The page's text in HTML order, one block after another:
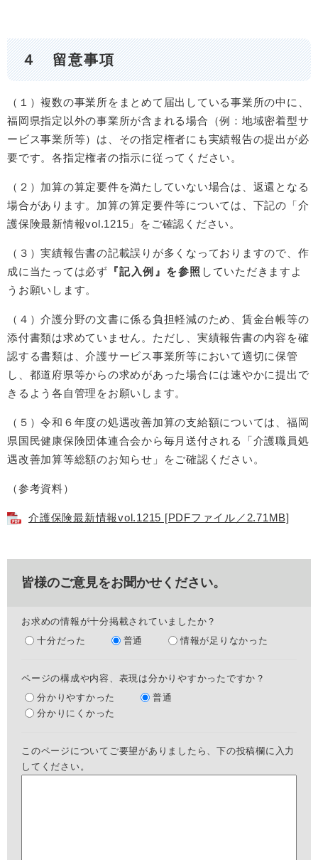
４ 留意事項
（１）複数の事業所をまとめて届出している事業所の中に、
福岡県指定以外の事業所が含まれる場合（例：地域密着型サ
ービス事業所等）は、その指定権者にも実績報告の提出が必
要です。各指定権者の指示に従ってください。
（２）加算の算定要件を満たしていない場合は、返還となる
場合があります。加算の算定要件等については、下記の「介
護保険最新情報vol.1215」をご確認ください。
（３）実績報告書の記載誤りが多くなっておりますので、作
成に当たっては必ず 『記入例』を参照 していただきますよ
うお願いします。
（４）介護分野の文書に係る負担軽減のため、賃金台帳等の
添付書類は求めていません。ただし、実績報告書の内容を確
認する書類は、介護サービス事業所等において適切に保管
し、都道府県等からの求めがあった場合には速やかに提出で
きるよう各自管理をお願いします。
（５）令和６年度の処遇改善加算の支給額については、福岡
県国民健康保険団体連合会から毎月送付される「介護職員処
遇改善加算等総額のお知らせ」をご確認ください。
（参考資料）
介護保険最新情報vol.1215 [PDFファイル／2.71MB]
皆様のご意見をお聞かせください。
お求めの情報が十分掲載されていましたか？
十分だった
普通 情報が足りなかった
ページの構成や内容、表現は分かりやすかったですか？
分かりやすかった
普通
分かりにくかった
このページについてご要望がありましたら、下の投稿欄に入力
してください。